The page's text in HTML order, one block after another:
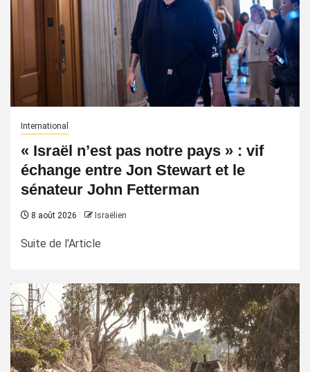
International
« Israël n’est pas notre pays » : vif
échange entre Jon Stewart et le
sénateur John Fetterman
8 août 2026 Israëlien
Suite de l'Article